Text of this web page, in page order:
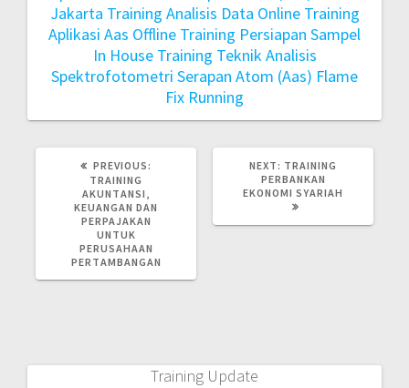
Jakarta Training Analisis Data Online Training
Aplikasi Aas Offline Training Persiapan Sampel
In House Training Teknik Analisis
Spektrofotometri Serapan Atom (Aas) Flame
Fix Running
PREVIOUS:
TRAINING
AKUNTANSI,
KEUANGAN DAN
PERPAJAKAN
UNTUK
PERUSAHAAN
PERTAMBANGAN
NEXT: TRAINING
PERBANKAN
EKONOMI SYARIAH
Training Update